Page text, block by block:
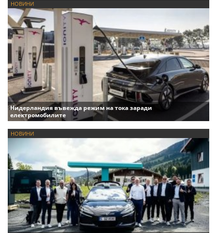
НОВИНИ
Нидерландия въвежда режим на тока заради
електромобилите
НОВИНИ